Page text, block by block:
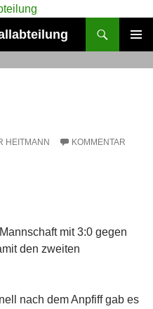
HEITMANN
KOMMENTAR
mit 3:0 gegen
den zweiten
nach dem Anpfiff gab es